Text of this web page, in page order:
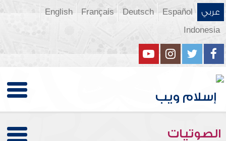
عربي Español
Deutsch
Français
English
Indonesia
الصوتيات